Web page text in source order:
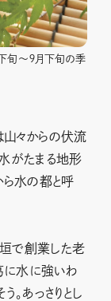
旬～９月下旬の季
山々からの伏流
がたまる地形
ら水の都と呼
で創業した老
に水に強いわ
。あっさりとし